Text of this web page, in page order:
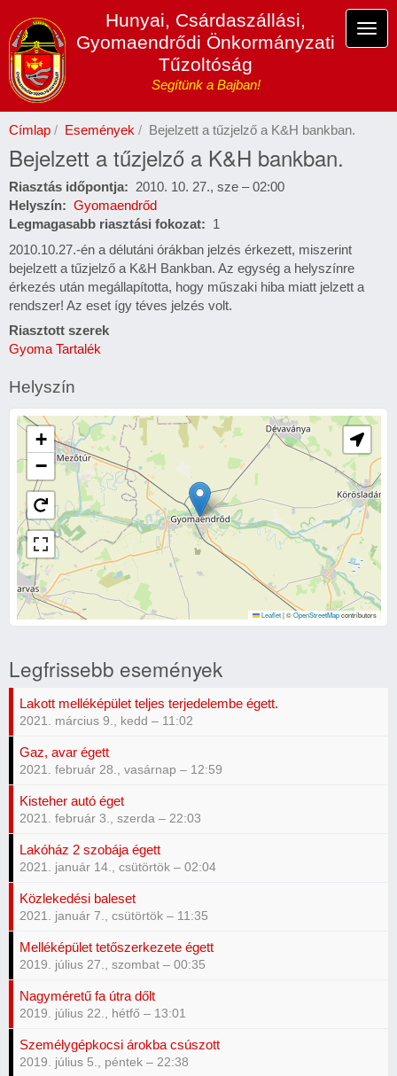
tartalomra
Hunyai, Csárdaszállási,
Gyomaendrődi Önkormányzati
Tűzoltóság
Segítünk a Bajban!
Címlap Események Bejelzett a tűzjelző a K&H bankban.
Bejelzett a tűzjelző a K&H bankban.
Riasztás időpontja
2010. 10. 27., sze – 02:00
Helyszín
Gyomaendrőd
Legmagasabb riasztási fokozat
1
2010.10.27.-én a délutáni órákban jelzés érkezett, miszerint
bejelzett a tűzjelző a K&H Bankban. Az egység a helyszínre
érkezés után megállapította, hogy műszaki hiba miatt jelzett a
rendszer! Az eset így téves jelzés volt.
Riasztott szerek
Gyoma Tartalék
Helyszín
+
−
Leaflet |©OpenStreetMapcontributors
Legfrissebb események
Lakott melléképület teljes terjedelembe égett.
2021. március 9., kedd – 11:02
Gaz, avar égett
2021. február 28., vasárnap – 12:59
Kisteher autó éget
2021. február 3., szerda – 22:03
Lakóház 2 szobája égett
2021. január 14., csütörtök – 02:04
Közlekedési baleset
2021. január 7., csütörtök – 11:35
Melléképület tetőszerkezete égett
2019. július 27., szombat – 00:35
Nagyméretű fa útra dőlt
2019. július 22., hétfő – 13:01
Személygépkocsi árokba csúszott
2019. július 5., péntek – 22:38